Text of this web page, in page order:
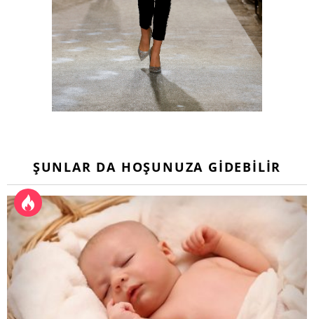
ŞUNLAR DA HOŞUNUZA GIDEBILIR